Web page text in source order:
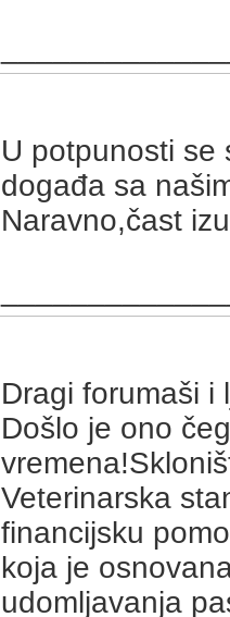
U potpunosti se
događa sa
Naravno,čast
Dragi forumaši i
Došlo je ono
Veterinarska
financijsku
koja je
udomljavanja